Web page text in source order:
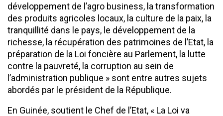
développement de l’agro business, la transformation
des produits agricoles locaux, la culture de la paix, la
tranquillité dans le pays, le développement de la
richesse, la récupération des patrimoines de l’Etat, la
préparation de la Loi foncière au Parlement, la lutte
contre la pauvreté, la corruption au sein de
l’administration publique » sont entre autres sujets
abordés par le président de la République.
En Guinée, soutient le Chef de l’Etat, « La Loi va